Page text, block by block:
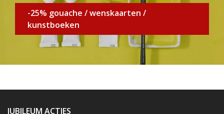
-25% gouache / wenskaarten /
kunstboeken
JUBILEUM ACTIES